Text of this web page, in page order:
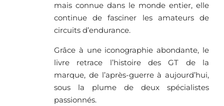
mais connue dans le monde entier, elle
continue de fasciner les amateurs de
circuits d’endurance.
Grâce à une iconographie abondante, le
livre retrace l’histoire des GT de la
marque, de l’après-guerre à aujourd’hui,
sous la plume de deux spécialistes
passionnés.